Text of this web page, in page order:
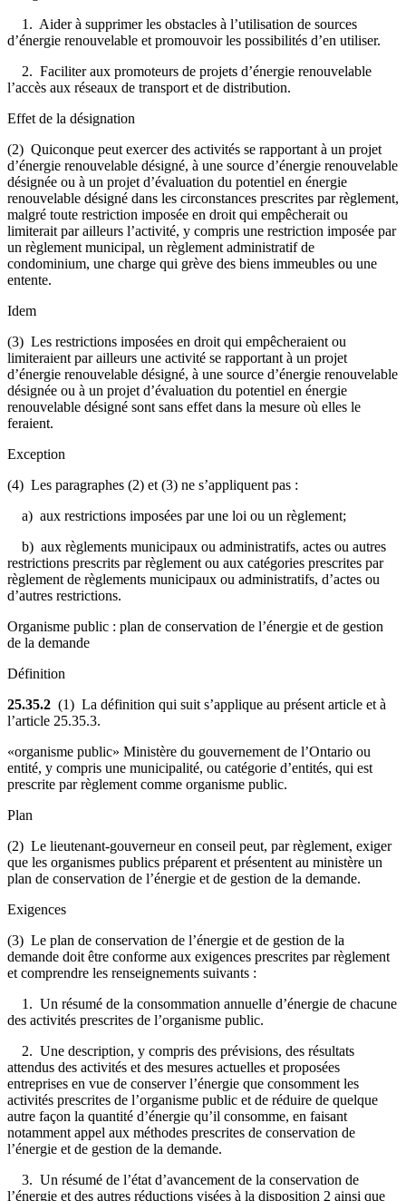
1. Aider à supprimer les obstacles à l’utilisation de sources
d’énergie renouvelable et promouvoir les possibilités d’en utiliser.
2. Faciliter aux promoteurs de projets d’énergie renouvelable
l’accès aux réseaux de transport et de distribution.
Effet de la désignation
(2) Quiconque peut exercer des activités se rapportant à un projet
d’énergie renouvelable désigné, à une source d’énergie renouvelable
désignée ou à un projet d’évaluation du potentiel en énergie
renouvelable désigné dans les circonstances prescrites par règlement,
malgré toute restriction imposée en droit qui empêcherait ou
limiterait par ailleurs l’activité, y compris une restriction imposée par
un règlement municipal, un règlement administratif de
condominium, une charge qui grève des biens immeubles ou une
entente.
Idem
(3) Les restrictions imposées en droit qui empêcheraient ou
limiteraient par ailleurs une activité se rapportant à un projet
d’énergie renouvelable désigné, à une source d’énergie renouvelable
désignée ou à un projet d’évaluation du potentiel en énergie
renouvelable désigné sont sans effet dans la mesure où elles le
feraient.
Exception
(4) Les paragraphes (2) et (3) ne s’appliquent pas :
a) aux restrictions imposées par une loi ou un règlement;
b) aux règlements municipaux ou administratifs, actes ou autres
restrictions prescrits par règlement ou aux catégories prescrites par
règlement de règlements municipaux ou administratifs, d’actes ou
d’autres restrictions.
Organisme public : plan de conservation de l’énergie et de gestion
de la demande
Définition
25.35.2 (1) La définition qui suit s’applique au présent article et à
l’article 25.35.3.
«organisme public» Ministère du gouvernement de l’Ontario ou
entité, y compris une municipalité, ou catégorie d’entités, qui est
prescrite par règlement comme organisme public.
Plan
(2) Le lieutenant-gouverneur en conseil peut, par règlement, exiger
que les organismes publics préparent et présentent au ministère un
plan de conservation de l’énergie et de gestion de la demande.
Exigences
(3) Le plan de conservation de l’énergie et de gestion de la
demande doit être conforme aux exigences prescrites par règlement
et comprendre les renseignements suivants :
1. Un résumé de la consommation annuelle d’énergie de chacune
des activités prescrites de l’organisme public.
2. Une description, y compris des prévisions, des résultats
attendus des activités et des mesures actuelles et proposées
entreprises en vue de conserver l’énergie que consomment les
activités prescrites de l’organisme public et de réduire de quelque
autre façon la quantité d’énergie qu’il consomme, en faisant
notamment appel aux méthodes prescrites de conservation de
l’énergie et de gestion de la demande.
3. Un résumé de l’état d’avancement de la conservation de
l’énergie et des autres réductions visées à la disposition 2 ainsi que